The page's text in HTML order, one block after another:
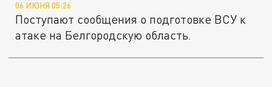
06 ИЮНЯ 05:26
Поступают сообщения о подготовке ВСУ к
атаке на Белгородскую область.